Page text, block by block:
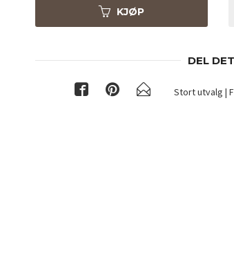
KJØP
DEL
Stort utvalg |